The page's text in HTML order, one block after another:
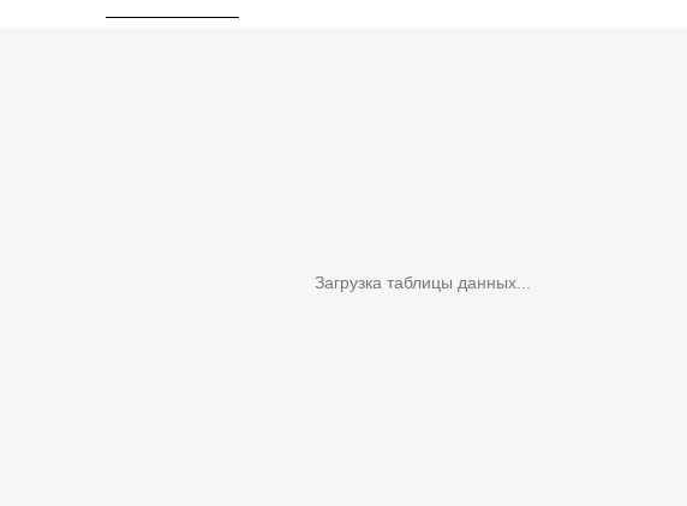
Загрузка таблицы данных...